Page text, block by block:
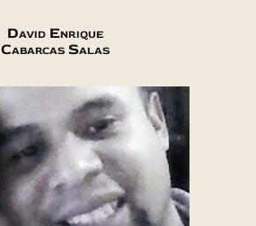
David Enrique
Cabarcas Salas